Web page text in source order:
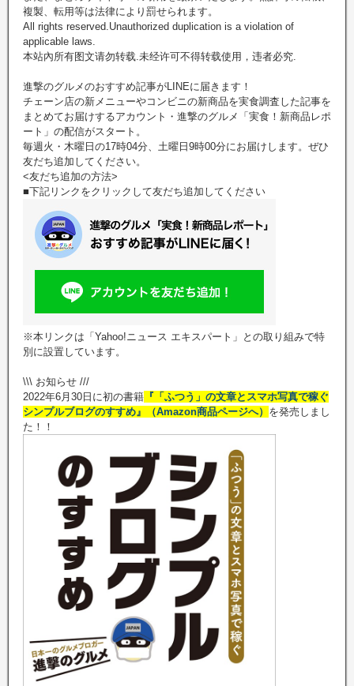
複製、転用等は法律により罰せられます。
All rights reserved.Unauthorized duplication is a violation of
applicable laws.
本站內所有图文请勿转载.未经许可不得转载使用，违者必究.
進撃のグルメのおすすめ記事がLINEに届きます！
チェーン店の新メニューやコンビニの新商品を実食調査した記事を
まとめてお届けするアカウント・進撃のグルメ「実食！新商品レポ
ート」の配信がスタート。
毎週火・木曜日の17時04分、土曜日9時00分にお届けします。ぜひ
友だち追加してください。
<友だち追加の方法>
■下記リンクをクリックして友だち追加してください
※本リンクは「Yahoo!ニュース エキスパート」との取り組みで特
別に設置しています。
\\\ お知らせ ///
2022年6月30日に初の書籍 『「ふつう」の文章とスマホ写真で稼ぐ
シンプルブログのすすめ』（Amazon商品ページへ） を発売しまし
た！！